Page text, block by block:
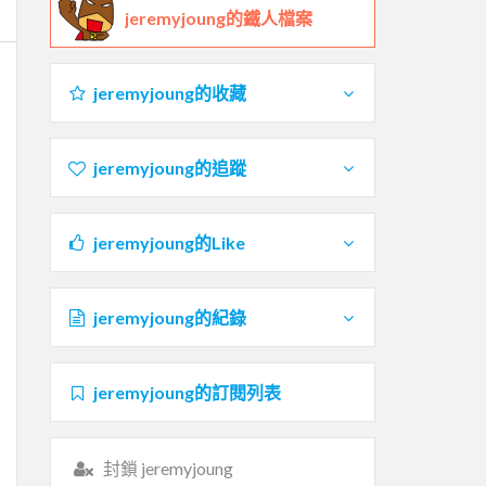
jeremyjoung的鐵人檔案
jeremyjoung的收藏
jeremyjoung的追蹤
jeremyjoung的Like
jeremyjoung的紀錄
jeremyjoung的訂閱列表
封鎖 jeremyjoung